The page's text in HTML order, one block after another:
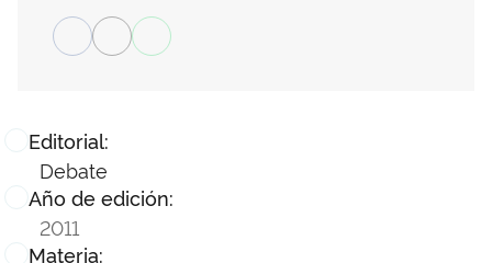
Editorial:
Debate
Año de edición:
2011
Materia: